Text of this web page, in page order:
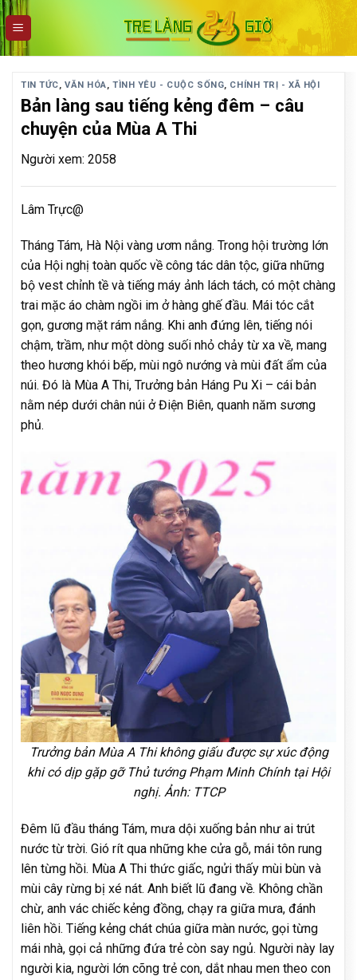
Skip
to
content
TIN TỨC,VĂN HÓA,TÌNH YÊU - CUỘC SỐNG, CHÍNH TRỊ - XÃ HỘI
Bản làng sau tiếng kẻng đêm – câu
chuyện của Mùa A Thi
Người xem: 2058
Lâm Trực@
Tháng Tám, Hà Nội vàng ươm nắng. Trong hội trường lớn
của Hội nghị toàn quốc về công tác dân tộc, giữa những
bộ vest chỉnh tề và tiếng máy ảnh lách tách, có một chàng
trai mặc áo chàm ngồi im ở hàng ghế đầu. Mái tóc cắt
gọn, gương mặt rám nắng. Khi anh đứng lên, tiếng nói
chậm, trầm, như một dòng suối nhỏ chảy từ xa về, mang
theo hương khói bếp, mùi ngô nướng và mùi đất ẩm của
núi. Đó là Mùa A Thi, Trưởng bản Háng Pu Xi – cái bản
nằm nép dưới chân núi ở Điện Biên, quanh năm sương
phủ.
Trưởng bản Mùa A Thi không giấu được sự xúc động
khi có dịp gặp gỡ Thủ tướng Phạm Minh Chính tại Hội
nghị. Ảnh: TTCP
Đêm lũ đầu tháng Tám, mưa dội xuống bản như ai trút
nước từ trời. Gió rít qua những khe cửa gỗ, mái tôn rung
lên từng hồi. Mùa A Thi thức giấc, ngửi thấy mùi bùn và
mùi cây rừng bị xé nát. Anh biết lũ đang về. Không chần
chừ, anh vác chiếc kẻng đồng, chạy ra giữa mưa, đánh
liên hồi. Tiếng kẻng chát chúa giữa màn nước, gọi từng
mái nhà, gọi cả những đứa trẻ còn say ngủ. Người này lay
người kia, người lớn cõng trẻ con, dắt nhau men theo con